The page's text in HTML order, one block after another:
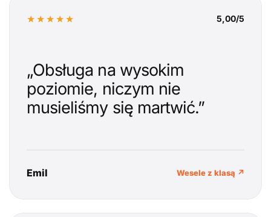
★★★★★ 5,00/5
„Obsługa na wysokim
poziomie, niczym nie
musieliśmy się martwić.”
Emil Wesele z klasą ↗